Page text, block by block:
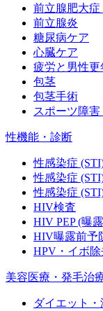
前立腺肥大症
前立腺炎
糖尿病ケア
心臓ケア
疲労と男性更
包茎
包茎手術
スポーツ障害
性機能・診断
性感染症
性感染症
性感染症
HIV検査
HIV PEP (曝
HIV曝露前予
HPV・イボ除
美容医療・発毛治
ダイエット